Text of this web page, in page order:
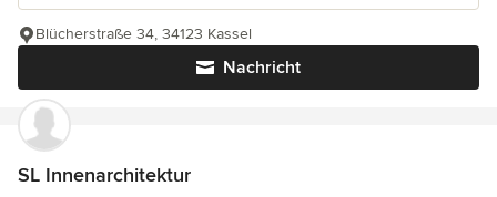
Nachricht
Blücherstraße 34, 34123 Kassel
SL Innenarchitektur